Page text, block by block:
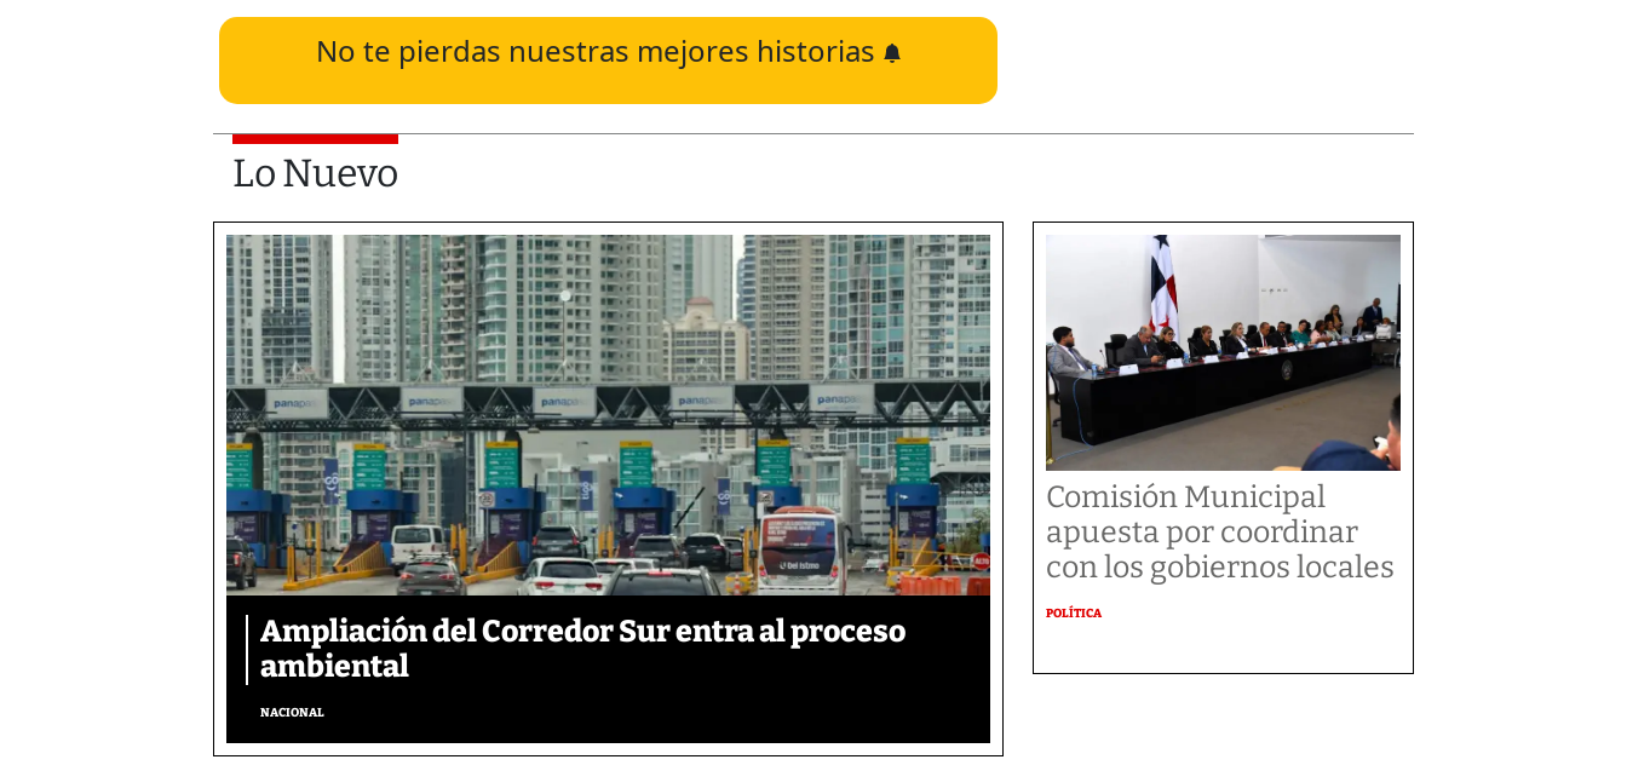
No te pierdas nuestras mejores historias
Lo Nuevo
Ampliación del Corredor Sur entra al proceso
ambiental
NACIONAL
Comisión Municipal
apuesta por coordinar
con los gobiernos locales
POLÍTICA